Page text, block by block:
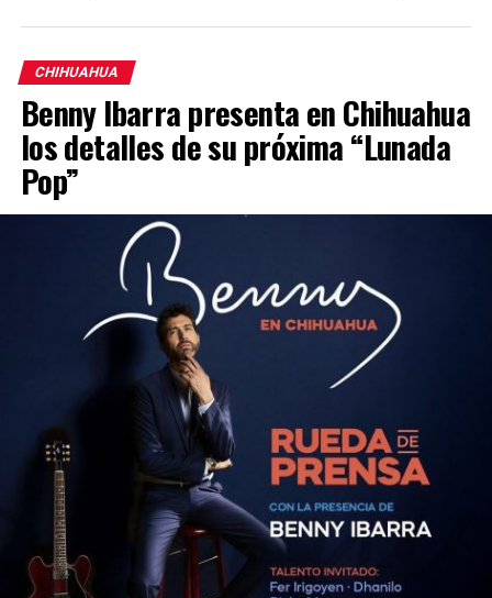
CHIHUAHUA
Benny Ibarra presenta en Chihuahua
los detalles de su próxima “Lunada
Pop”